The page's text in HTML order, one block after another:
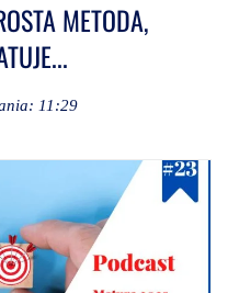
METODA,
11:29